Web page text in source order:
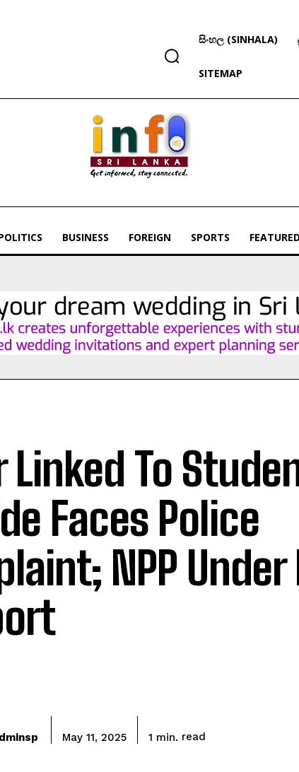
සිංහල (SINHALA)
SITEMAP
BUSINESS FOREIGN SPORTS FEATURED
Linked To
Faces Police
NPP Under
May 11, 2025 1 min. read